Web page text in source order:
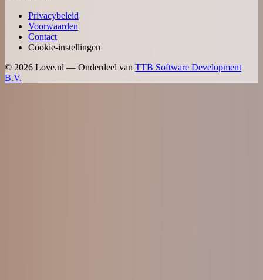
Privacybeleid
Voorwaarden
Contact
Cookie-instellingen
© 2026 Love.nl — Onderdeel van TTB Software Development
B.V.